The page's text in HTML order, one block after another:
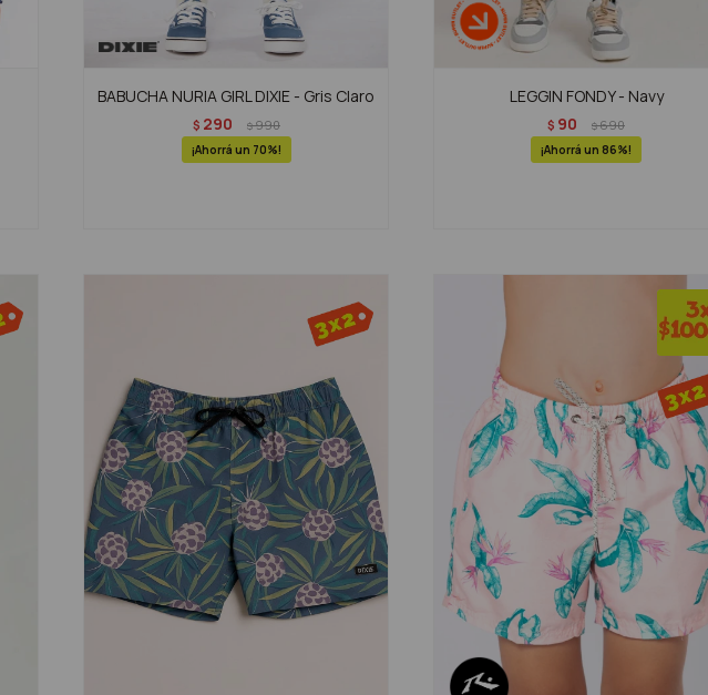
BABUCHA NURIA GIRL DIXIE - Gris Claro
$ 290 $990
70
LEGGIN FONDY - Navy
$ 90 $690
86